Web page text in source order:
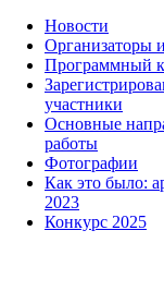
Новости
Организаторы
Программный
участники
Основные
работы
Фотографии
Как это было:
2023
Конкурс 2025